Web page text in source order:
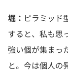
堀： ピラミッド
すると、私も思
強い個が集まっ
と。今は個人の